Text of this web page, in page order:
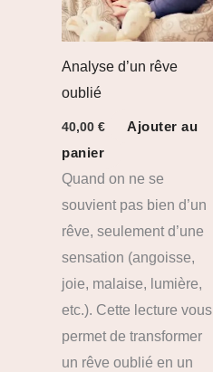
Analyse d’un rêve
oublié
40,00 €
Ajouter au
panier
Quand on ne se
souvient pas bien d’un
rêve, seulement d’une
sensation (angoisse,
joie, malaise, lumière,
etc.). Cette lecture vous
permet de transformer
un rêve oublié en un